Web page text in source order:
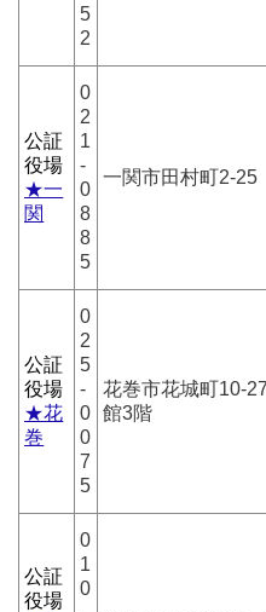
5
2
公証
役場
★一
関
0
2
1
-
0
8
8
5
一関市田村町2-25
公証
役場
★花
巻
0
2
5
-
0
0
7
5
花巻市花城町10-
館3階
公証
役場
0
1
0